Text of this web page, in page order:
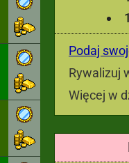
Podaj
Rywalizuj
Więcej w